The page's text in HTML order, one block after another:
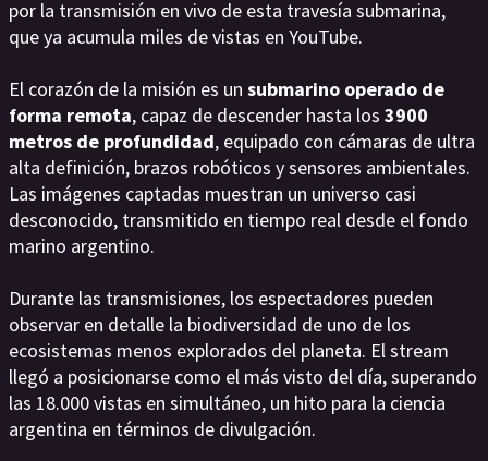
por la transmisión en vivo de esta travesía submarina,
que ya acumula miles de vistas en YouTube.
El corazón de la misión es un submarino operado de
forma remota, capaz de descender hasta los 3900
metros de profundidad, equipado con cámaras de ultra
alta definición, brazos robóticos y sensores ambientales.
Las imágenes captadas muestran un universo casi
desconocido, transmitido en tiempo real desde el fondo
marino argentino.
Durante las transmisiones, los espectadores pueden
observar en detalle la biodiversidad de uno de los
ecosistemas menos explorados del planeta. El stream
llegó a posicionarse como el más visto del día, superando
las 18.000 vistas en simultáneo, un hito para la ciencia
argentina en términos de divulgación.